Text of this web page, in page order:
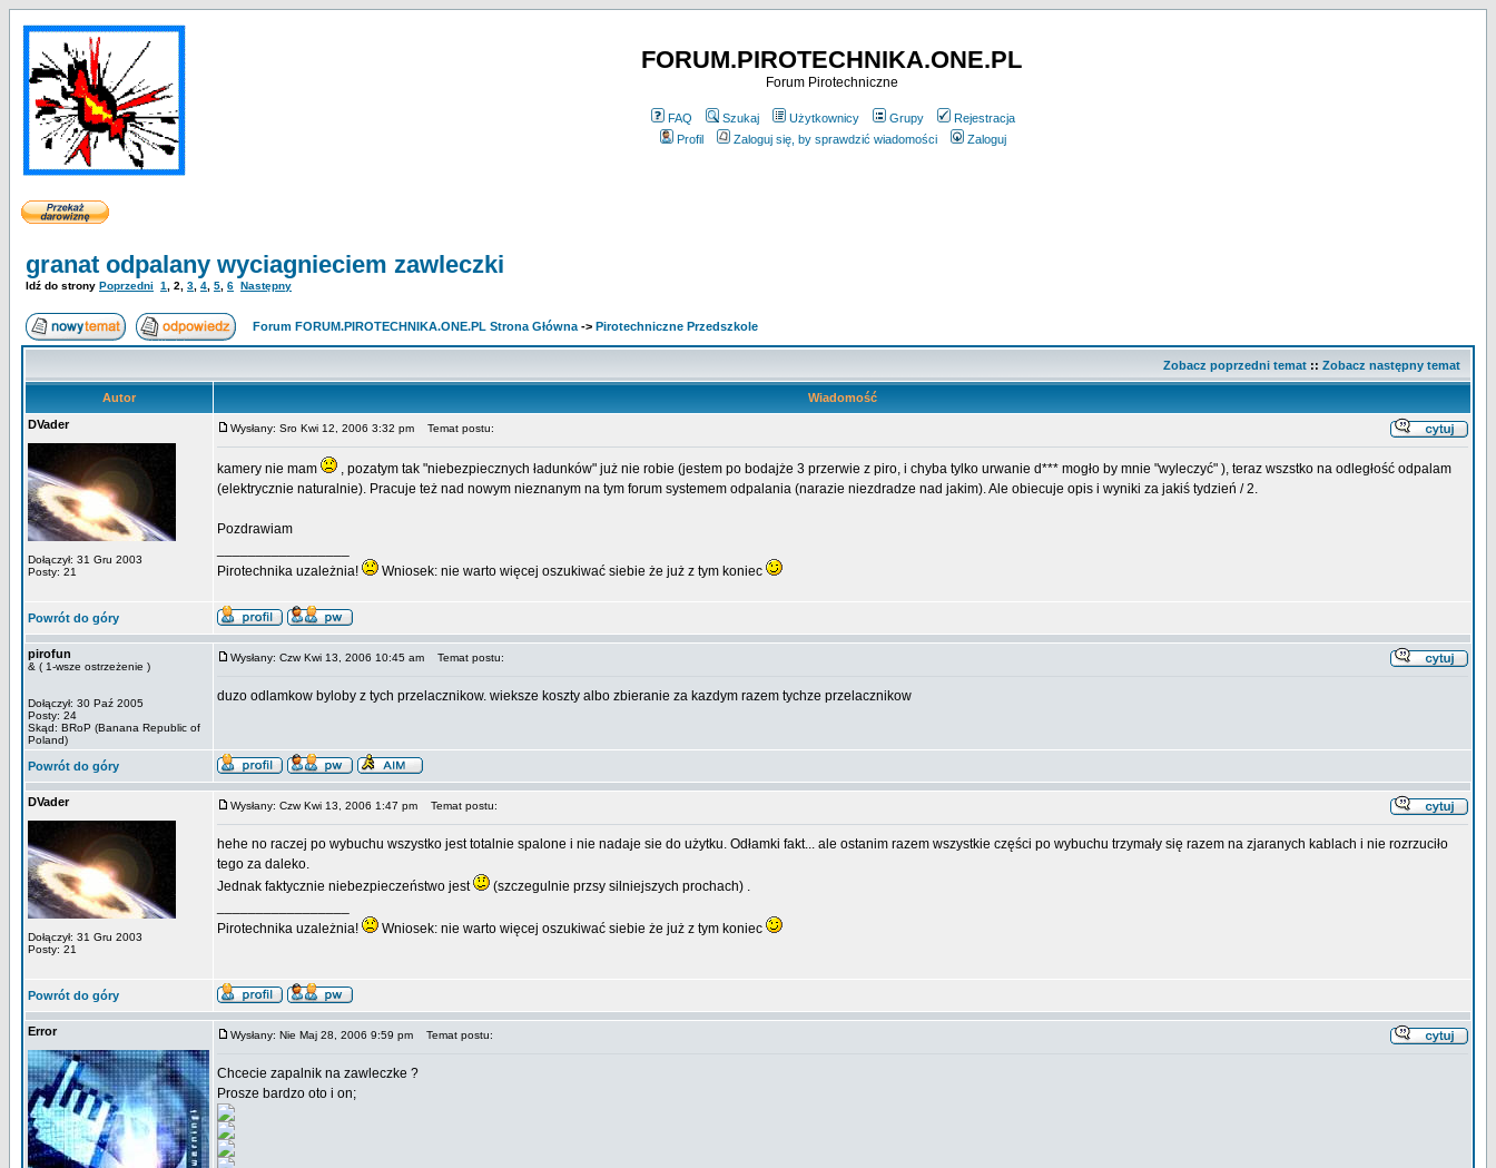
FORUM.PIROTECHNIKA.ONE.PL
Forum Pirotechniczne
FAQ Szukaj Użytkownicy Grupy
Rejestracja
Profil
Zaloguj się, by sprawdzić wiadomości Zaloguj
granat odpalany wyciagnieciem zawleczki
Idź do strony Poprzedni 1 2 3 4 5 6 Następny
Forum FORUM.PIROTECHNIKA.ONE.PL Strona Główna -> Pirotechniczne Przedszkole
Zobacz poprzedni temat :: Zobacz następny temat
Autor
Wiadomość
DVader
Dołączył: 31 Gru 2003
Posty: 21
Wysłany: Sro Kwi 12, 2006 3:32 pm Temat postu:
kamery nie mam
, pozatym tak "niebezpiecznych ładunków" już nie robie (jestem po bodajże 3 przerwie z piro, i chyba tylko urwanie d*** mogło by mnie "wyleczyć" ), teraz wszstko na odległość odpalam
(elektrycznie naturalnie). Pracuje też nad nowym nieznanym na tym forum systemem odpalania (narazie niezdradze nad jakim). Ale obiecuje opis i wyniki za jakiś tydzień / 2.
Pozdrawiam
Pirotechnika uzależnia!
Wniosek: nie warto więcej oszukiwać siebie że już z tym koniec
Powrót do góry
pirofun
& ( 1-wsze ostrzeżenie )
Dołączył: 30 Paź 2005
Posty: 24
Skąd: BRoP (Banana Republic of
Poland)
Wysłany: Czw Kwi 13, 2006 10:45 am Temat postu:
duzo odlamkow byloby z tych przelacznikow. wieksze koszty albo zbieranie za kazdym razem tychze przelacznikow
Powrót do góry
DVader
Dołączył: 31 Gru 2003
Posty: 21
Wysłany: Czw Kwi 13, 2006 1:47 pm Temat postu:
hehe no raczej po wybuchu wszystko jest totalnie spalone i nie nadaje sie do użytku. Odłamki fakt... ale ostanim razem wszystkie części po wybuchu trzymały się razem na zjaranych kablach i nie rozrzuciło
tego za daleko.
Jednak faktycznie niebezpieczeństwo jest
(szczegulnie przsy silniejszych prochach) .
Pirotechnika uzależnia!
Wniosek: nie warto więcej oszukiwać siebie że już z tym koniec
Powrót do góry
Error Wysłany: Nie Maj 28, 2006 9:59 pm Temat postu:
Chcecie zapalnik na zawleczke ?
Prosze bardzo oto i on;